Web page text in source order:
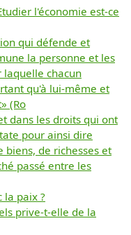
l'économie est-ce
qui défende et
la personne et les
laquelle chacun
qu'à lui-même et
(Ro
dans les droits qui ont
pour ainsi dire
biens, de richesses et
passé entre les
la paix ?
prive-t-elle de la